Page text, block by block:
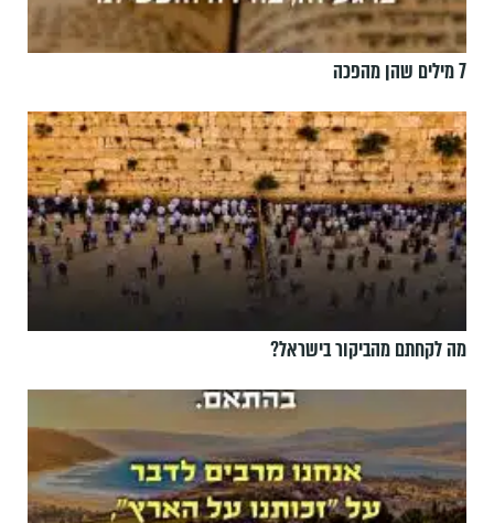
7 מילים שהן מהפכה
מה לקחתם מהביקור בישראל?